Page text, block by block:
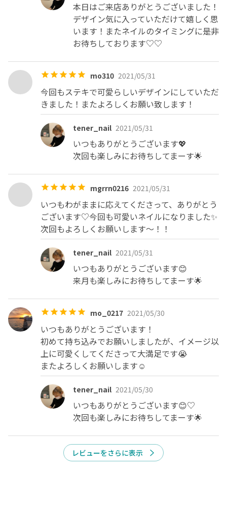
本日はご来店ありがとうございました！
デザイン気に入っていただけて嬉しく思
います！またネイルのタイミングに是非
お待ちしております♡♡
mo310 2021/05/31
今回もステキで可愛らしいデザインにしていただ
きました！またよろしくお願い致します！
tener_nail 2021/05/31
いつもありがとうございます💖
次回も楽しみにお待ちしてまーす🌟
mgrrn0216 2021/05/31
いつもわがままに応えてくださって、ありがとう
ございます♡今回も可愛いネイルになりました✨
次回もよろしくお願いします〜！！
tener_nail 2021/05/31
いつもありがとうございます😊
来月も楽しみにお待ちしてまーす🌟
mo_0217 2021/05/30
いつもありがとうございます！
初めて持ち込みでお願いしましたが、イメージ以
上に可愛くしてくださって大満足です😭
またよろしくお願いします☺️
tener_nail 2021/05/30
いつもありがとうございます😊♡
次回も楽しみにお待ちしてまーす🌟
レビューをさらに表示